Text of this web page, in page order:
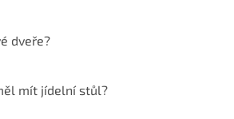
dveře?
mít jídelní stůl?